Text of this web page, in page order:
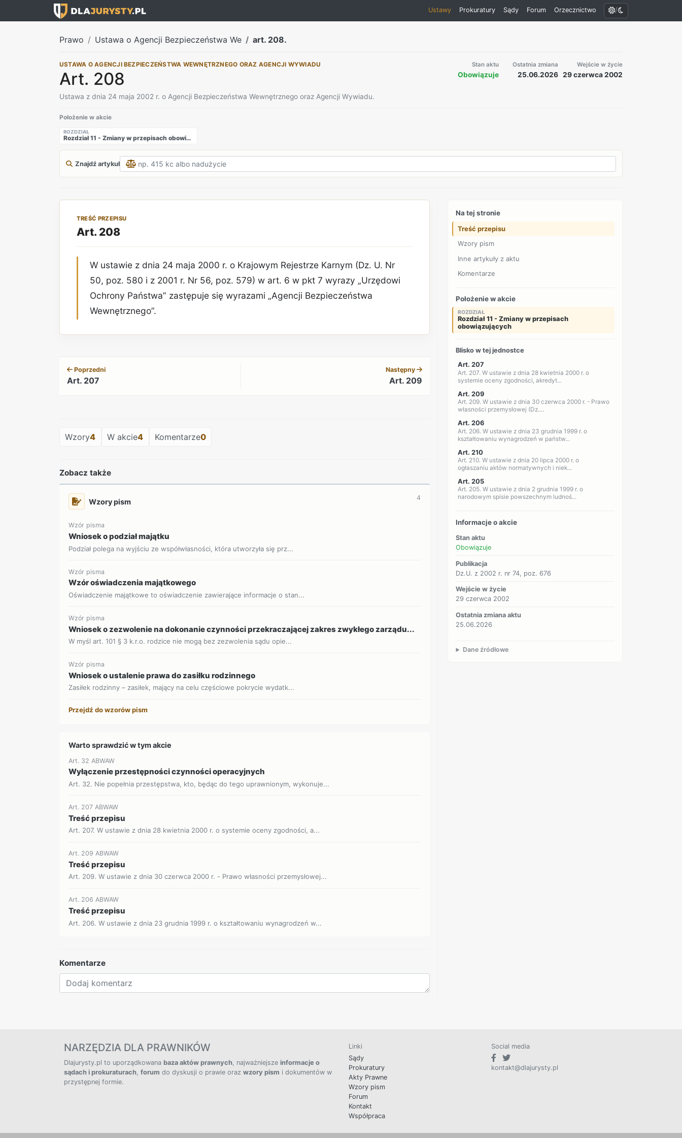
Ustawy Prokuratury Sądy Forum Orzecznictwo /
Prawo Ustawa o Agencji Bezpieczeństwa We art. 208.
USTAWA O AGENCJI BEZPIECZEŃSTWA WEWNĘTRZNEGO ORAZ AGENCJI WYWIADU
Art. 208
Ustawa z dnia 24 maja 2002 r. o Agencji Bezpieczeństwa Wewnętrznego oraz Agencji Wywiadu.
Stan aktu
Obowiązuje
Ostatnia zmiana
25.06.2026
Wejście w życie
29 czerwca 2002
Położenie w akcie
ROZDZIAŁ
Rozdział 11 - Zmiany w przepisach obowiązujących
Znajdź artykuł
TREŚĆ PRZEPISU
Art. 208
W ustawie z dnia 24 maja 2000 r. o Krajowym Rejestrze Karnym (Dz. U. Nr
50, poz. 580 i z 2001 r. Nr 56, poz. 579) w art. 6 w pkt 7 wyrazy „Urzędowi
Ochrony Państwa” zastępuje się wyrazami „Agencji Bezpieczeństwa
Wewnętrznego”.
Poprzedni
Art. 207
Następny
Art. 209
Wzory4 W akcie4 Komentarze0
Zobacz także
Wzory pism 4
Wzór pisma
Wniosek o podział majątku
Podział polega na wyjściu ze współwłasności, która utworzyła się prz...
Wzór pisma
Wzór oświadczenia majątkowego
Oświadczenie majątkowe to oświadczenie zawierające informacje o stan...
Wzór pisma
Wniosek o zezwolenie na dokonanie czynności przekraczającej zakres zwykłego zarządu...
W myśl art. 101 § 3 k.r.o. rodzice nie mogą bez zezwolenia sądu opie...
Wzór pisma
Wniosek o ustalenie prawa do zasiłku rodzinnego
Zasiłek rodzinny – zasiłek, mający na celu częściowe pokrycie wydatk...
Przejdź do wzorów pism
Warto sprawdzić w tym akcie
Art. 32 ABWAW
Wyłączenie przestępności czynności operacyjnych
Art. 32. Nie popełnia przestępstwa, kto, będąc do tego uprawnionym, wykonuje...
Art. 207 ABWAW
Treść przepisu
Art. 207. W ustawie z dnia 28 kwietnia 2000 r. o systemie oceny zgodności, a...
Art. 209 ABWAW
Treść przepisu
Art. 209. W ustawie z dnia 30 czerwca 2000 r. - Prawo własności przemysłowej...
Art. 206 ABWAW
Treść przepisu
Art. 206. W ustawie z dnia 23 grudnia 1999 r. o kształtowaniu wynagrodzeń w...
Komentarze
Na tej stronie
Treść przepisu
Wzory pism
Inne artykuły z aktu
Komentarze
Położenie w akcie
ROZDZIAŁ
Rozdział 11 - Zmiany w przepisach
obowiązujących
Blisko w tej jednostce
Art. 207
Art. 207. W ustawie z dnia 28 kwietnia 2000 r. o
systemie oceny zgodności, akredyt...
Art. 209
Art. 209. W ustawie z dnia 30 czerwca 2000 r. - Prawo
własności przemysłowej (Dz....
Art. 206
Art. 206. W ustawie z dnia 23 grudnia 1999 r. o
kształtowaniu wynagrodzeń w państw...
Art. 210
Art. 210. W ustawie z dnia 20 lipca 2000 r. o
ogłaszaniu aktów normatywnych i niek...
Art. 205
Art. 205. W ustawie z dnia 2 grudnia 1999 r. o
narodowym spisie powszechnym ludnoś...
Informacje o akcie
Stan aktu
Obowiązuje
Publikacja
Dz.U. z 2002 r. nr 74, poz. 676
Wejście w życie
29 czerwca 2002
Ostatnia zmiana aktu
25.06.2026
Dane źródłowe
NARZĘDZIA DLA PRAWNIKÓW
Dlajurysty.pl to uporządkowana baza aktów prawnych, najważniejsze informacje o
sądach i prokuraturach, forum do dyskusji o prawie oraz wzory pism i dokumentów w
przystępnej formie.
Linki
Sądy
Prokuratury
Akty Prawne
Wzory pism
Forum
Kontakt
Współpraca
Social media
kontakt@dlajurysty.pl